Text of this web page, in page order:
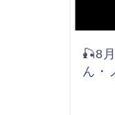
🎣8
ん・